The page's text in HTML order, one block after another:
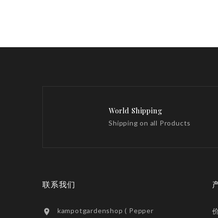
World Shipping
Shipping on all Products
联系我们
 kampotgardenshop ( Pepper